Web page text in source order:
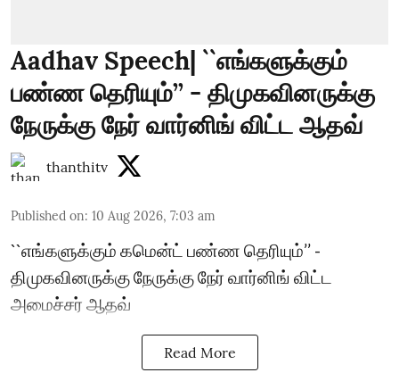
Aadhav Speech| ``எங்களுக்கும்
பண்ண தெரியும்’’ - திமுகவினருக்கு
நேருக்கு நேர் வார்னிங் விட்ட ஆதவ்
thanthitv
Published on: 10 Aug 2026, 7:03 am
``எங்களுக்கும் கமென்ட் பண்ண தெரியும்’’ -
திமுகவினருக்கு நேருக்கு நேர் வார்னிங் விட்ட
அமைச்சர் ஆதவ்
Read More